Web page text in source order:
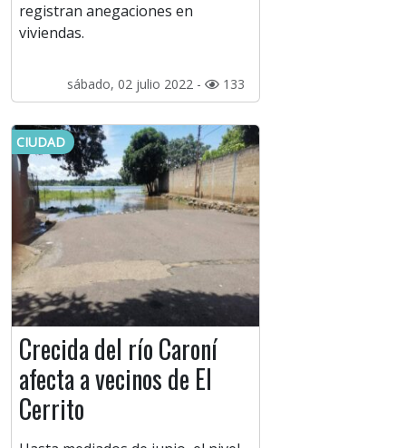
registran anegaciones en
viviendas.
sábado, 02 julio 2022 - 133
CIUDAD
Crecida del río Caroní
afecta a vecinos de El
Cerrito